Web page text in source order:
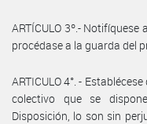
ARTÍCULO 3º.-
procédase a la guarda del
ARTICULO 4°. -
colectivo que se
Disposición, lo son sin